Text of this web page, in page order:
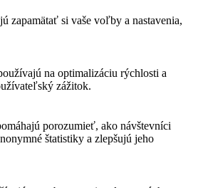
zapamätať si vaše voľby a nastavenia,
na optimalizáciu rýchlosti a
zážitok.
porozumieť, ako návštevníci
štatistiky a zlepšujú jeho